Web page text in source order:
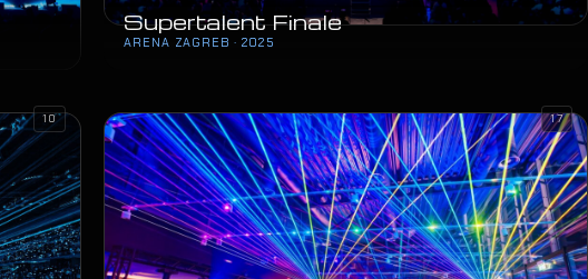
Supertalent Finale
ARENA ZAGREB · 2025
10 17